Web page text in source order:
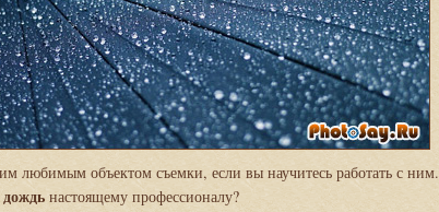
любимым объектом съемки, если вы научитесь работать с ним.
настоящему профессионалу?